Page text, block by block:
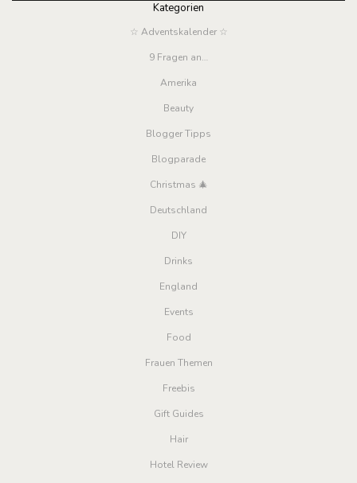
Kategorien
☆ Adventskalender ☆
9 Fragen an…
Amerika
Beauty
Blogger Tipps
Blogparade
Christmas 🎄
Deutschland
DIY
Drinks
England
Events
Food
Frauen Themen
Freebis
Gift Guides
Hair
Hotel Review